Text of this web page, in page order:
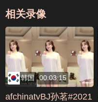
相关录像
韩国 00:03:15
afchinatvBJ孙茗#2021